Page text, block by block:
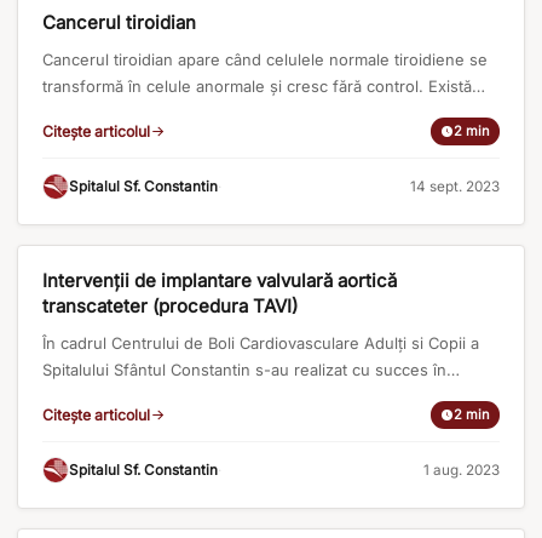
Cancerul tiroidian
Cancerul tiroidian apare când celulele normale tiroidiene se
transformă în celule anormale și cresc fără control. Există
diferite tipuri de cancer dintre care unele sunt mai severe
decât altele. În stadiile incipiente nu sunt simptome însă în
investigații imagistice – ecografie tiroidiană, CT/RMN
efectuate pentru alte [...]
Citește articolul 2 min
Spitalul Sf. Constantin· 14 sept. 2023
Intervenții de implantare valvulară aortică
transcateter (procedura TAVI)
În cadrul Centrului de Boli Cardiovasculare Adulți si Copii a
Spitalului Sfântul Constantin s-au realizat cu succes în
această săptămână 6 intervenții de implantare valvulară
aortică transcateter (procedura TAVI). Cei 6 pacienți cu
diagnosticați în cadrul serviciului nostru, diagnosticul fiind –
Stenoză valvulară [...]
Citește articolul 2 min
Spitalul Sf. Constantin· 1 aug. 2023